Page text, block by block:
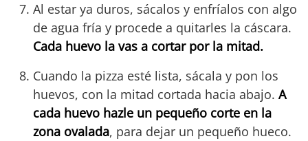
Al estar ya duros, sácalos y enfríalos con algo
de agua fría y procede a quitarles la cáscara.
Cada huevo la vas a cortar por la mitad.
Cuando la pizza esté lista, sácala y pon los
huevos, con la mitad cortada hacia abajo. A
cada huevo hazle un pequeño corte en la
zona ovalada, para dejar un pequeño hueco.